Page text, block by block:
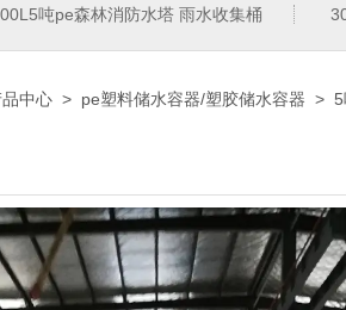
吨pe森林消防水塔 雨水收集桶
品中心 > pe塑料储水容器/塑胶储水容器 >